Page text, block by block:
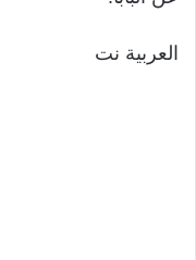
العربية نت